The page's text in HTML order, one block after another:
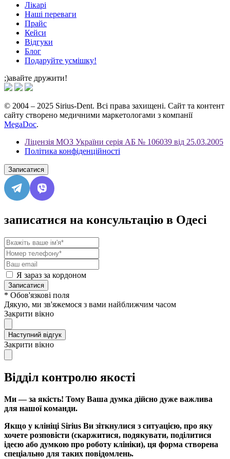
Лікарі
Наші переваги
Прайс
Кейси
Відгуки
Блог
Подаруйте усмішку!
;)авайте дружити!
© 2004 – 2025 Sirius-Dent. Всі права захищені. Сайт та контент
сайту створено медичними маркетологами з компанії
MegaDoc.
Ліцензія МОЗ України серія АБ № 106039 від 25.03.2005
Політика конфіденційності
Записатися
записатися на консультацію в Одесі
Я зараз за кордоном
Записатися
* Обов'язкові поля
Дякую, ми зв'яжемося з вами найближчим часом
Закрити вікно
Наступний відгук
Закрити вікно
Відділ контролю якості
Ми — за якість! Тому Ваша думка дійсно дуже важлива
для нашої команди.
Якщо у клініці Sirius Ви зіткнулися з ситуацією, про яку
хочете розповісти (скаржитися, подякувати, поділитися
ідеєю або думкою про роботу клініки), ця форма створена
спеціально для таких повідомлень.